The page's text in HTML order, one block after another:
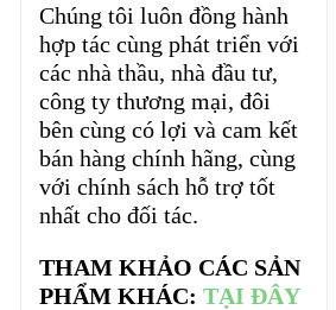
Chúng tôi luôn đồng hành
hợp tác cùng phát triển với
các nhà thầu, nhà đầu tư,
công ty thương mại, đôi
bên cùng có lợi và cam kết
bán hàng chính hãng, cùng
với chính sách hỗ trợ tốt
nhất cho đối tác.
THAM KHẢO CÁC SẢN
PHẨM KHÁC:TẠI ĐÂY